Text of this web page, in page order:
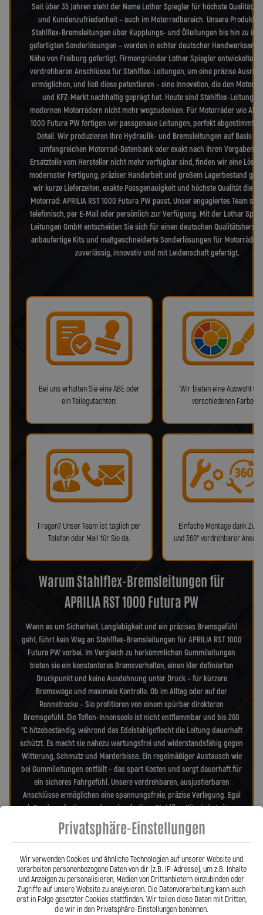
Seit über 35 Jahren steht der Name Lothar Spiegler für höchste Qualität,
und Kundenzufriedenheit – auch im Motorradbereich. Unsere Produkte
Stahlflex-Bremsleitungen über Kupplungs- und Ölleitungen bis hin zu
gefertigten Sonderlösungen – werden in echter deutscher
Nähe von Freiburg gefertigt. Firmengründer Lothar Spiegler entwickelte
verdrehbaren Anschlüsse für Stahlflex-Leitungen, um eine präzise
ermöglichen, und ließ diese patentieren – eine Innovation, die den
und KFZ-Markt nachhaltig geprägt hat. Heute sind Stahlflex-Leitungen
modernen Motorrädern nicht mehr wegzudenken. Für Motorräder wie
1000 Futura PW fertigen wir passgenaue Leitungen, perfekt abgestimmt
Detail. Wir produzieren Ihre Hydraulik- und Bremsleitungen auf Basis
umfangreichen Motorrad-Datenbank oder exakt nach Ihren Vorgaben.
Ersatzteile vom Hersteller nicht mehr verfügbar sind, finden wir eine
modernster Fertigung, präziser Handarbeit und großem Lagerbestand
wir kurze Lieferzeiten, exakte Passgenauigkeit und höchste Qualität die
Motorrad: APRILIA RST 1000 Futura PW passt. Unser engagiertes Team
telefonisch, per E-Mail oder persönlich zur Verfügung. Mit der Lothar
Leitungen GmbH entscheiden Sie sich für einen deutschen
anbaufertige Kits und maßgeschneiderte Sonderlösungen für Motorräder
zuverlässig, innovativ und mit Leidenschaft gefertigt.
Bei uns erhalten Sie eine ABE oder
ein Teilegutachten!
Wir bieten eine Auswahl
verschiedenen Farben!
Fragen? Unser Team ist täglich per
Telefon oder Mail für Sie da.
Einfache Montage dank
und 360° verdrehbarer
Warum Stahlflex-Bremsleitungen für
APRILIA RST 1000 Futura PW
Wenn es um Sicherheit, Langlebigkeit und ein präzises Bremsgefühl
geht, führt kein Weg an Stahlflex-Bremsleitungen für APRILIA RST 1000
Futura PW vorbei. Im Vergleich zu herkömmlichen Gummileitungen
bieten sie ein konstanteres Bremsverhalten, einen klar definierten
Druckpunkt und keine Ausdehnung unter Druck – für kürzere
Bremswege und maximale Kontrolle. Ob im Alltag oder auf der
Rennstrecke – Sie profitieren von einem spürbar direkteren
Bremsgefühl. Die Teflon-Innenseele ist nicht entflammbar und bis 260
°C hitzebeständig, während das Edelstahlgeflecht die Leitung dauerhaft
schützt. Es macht sie nahezu wartungsfrei und widerstandsfähig gegen
Witterung, Schmutz und Marderbisse. Ein regelmäßiger Austausch wie
bei Gummileitungen entfällt – das spart Kosten und sorgt dauerhaft für
ein sicheres Fahrgefühl. Unsere verdrehbaren, ausjustierbaren
Anschlüsse ermöglichen eine spannungsfreie, präzise Verlegung. Egal
ob Sonderanfertigung oder anbaufertiges Stahlflex-Kit – jede Leitung
wird individuell und passgenau für Ihr Motorrad gefertigt. Mit den
Stahlflex-Bremsleitungen von Lothar Spiegler Kfz-Leitungen GmbH
und ein Produkt, das hält, was es verspricht – für eine dauerhafte,
spürbare Verbesserung Ihres Bremsgefühls.
Hier zu unserem Video „Stahlflex vs. Gummi“
Privatsphäre-Einstellungen
Wir verwenden Cookies und ähnliche Technologien auf unserer Website und
verarbeiten personenbezogene Daten von dir (z.B. IP-Adresse), um z.B. Inhalte
und Anzeigen zu personalisieren, Medien von Drittanbietern einzubinden oder
Zugriffe auf unsere Website zu analysieren. Die Datenverarbeitung kann auch
erst in Folge gesetzter Cookies stattfinden. Wir teilen diese Daten mit Dritten,
die wir in den Privatsphäre-Einstellungen benennen.